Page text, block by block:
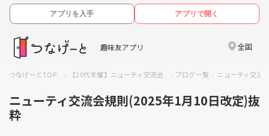
アプリを入手 アプリで開く
趣味友アプリ 全国
つなげーとTOP 【20代主催】ニューティ交流会 ブログ一覧 ニューティ交流
ニューティ交流会規則(2025年1月10日改定)抜
粋